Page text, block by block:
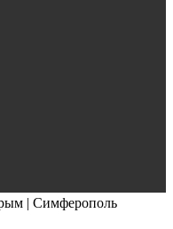
| Симферополь